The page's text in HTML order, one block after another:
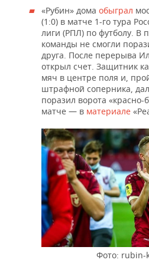
«Рубин» дома обыграл
(1:0) в матче 1-го тура
лиги (РПЛ) по футболу. В
команды не смогли
друга. После перерыва
открыл счет. Защитник
мяч в центре поля и,
штрафной соперника,
поразил ворота
матче — в материале
Фото: rubin-